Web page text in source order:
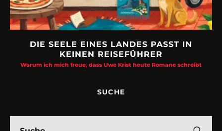
DIE SEELE EINES LANDES PASST IN
KEINEN REISEFÜHRER
Warum ich mich freue, dass Uwe Krist heute Romane schreibt
SUCHE